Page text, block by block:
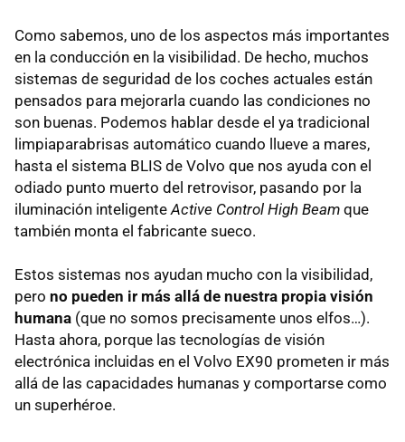
Como sabemos, uno de los aspectos más importantes
en la conducción en la visibilidad. De hecho, muchos
sistemas de seguridad de los coches actuales están
pensados para mejorarla cuando las condiciones no
son buenas. Podemos hablar desde el ya tradicional
limpiaparabrisas automático cuando llueve a mares,
hasta el sistema BLIS de Volvo que nos ayuda con el
odiado punto muerto del retrovisor, pasando por la
iluminación inteligenteActive Control High Beam que
también monta el fabricante sueco.
Estos sistemas nos ayudan mucho con la visibilidad,
pero no pueden ir más allá de nuestra propia visión
humana (que no somos precisamente unos elfos…).
Hasta ahora, porque las tecnologías de visión
electrónica incluidas en el Volvo EX90 prometen ir más
allá de las capacidades humanas y comportarse como
un superhéroe.